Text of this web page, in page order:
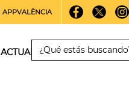
APPVALÈNCIA
ACTUALIDAD